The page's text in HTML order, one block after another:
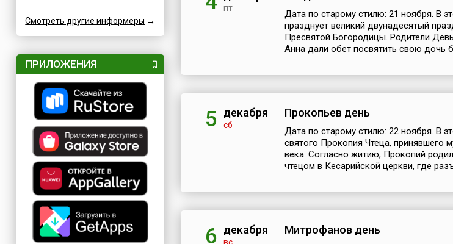
Смотреть другие информеры →
ПРИЛОЖЕНИЯ
пт
Дата по старому стилю: 21 ноября. В
празднует великий двунадесятый
Пресвятой Богородицы. Родители
Анна дали обет посвятить свою дочь
5 декабря
сб
Прокопьев день
Дата по старому стилю: 22 ноября. В
святого Прокопия Чтеца, принявшего
века. Согласно житию, Прокопий
чтецом в Кесарийской церкви, где
6 декабря Митрофанов день